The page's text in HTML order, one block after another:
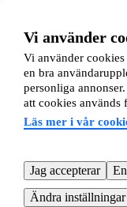
Vi använder
Vi använder
en bra
personliga
att cookies används
Läs mer i vår
Jag accepterar
Ändra inställningar
Kom igång
Kom igång gratisSök
Läs mer
Nyheter och tips
Om lägenhetsbyte.se
Kundtjänst
Hjälp
08-22 00 90E-post: